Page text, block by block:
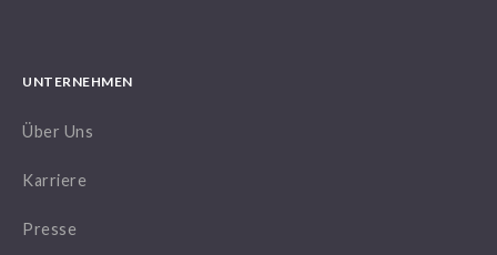
UNTERNEHMEN
Über Uns
Karriere
Presse